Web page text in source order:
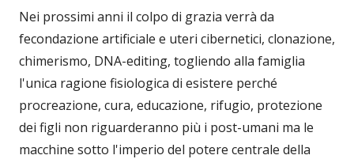
Nei prossimi anni il colpo di grazia verrà da
fecondazione artificiale e uteri cibernetici, clonazione,
chimerismo, DNA-editing, togliendo alla famiglia
l'unica ragione fisiologica di esistere perché
procreazione, cura, educazione, rifugio, protezione
dei figli non riguarderanno più i post-umani ma le
macchine sotto l'imperio del potere centrale della